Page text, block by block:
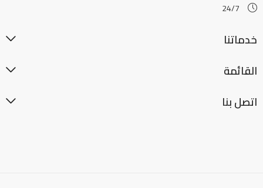
24/7
خدماتنا
القائمة
اتصل بنا